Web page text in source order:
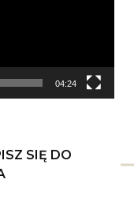
04:24
SIĘ DO